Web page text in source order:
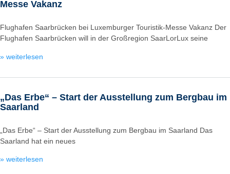
Messe Vakanz
Flughafen Saarbrücken bei Luxemburger Touristik-Messe Vakanz Der
Flughafen Saarbrücken will in der Großregion SaarLorLux seine
» weiterlesen
„Das Erbe“ – Start der Ausstellung zum Bergbau im
Saarland
„Das Erbe“ – Start der Ausstellung zum Bergbau im Saarland Das
Saarland hat ein neues
» weiterlesen